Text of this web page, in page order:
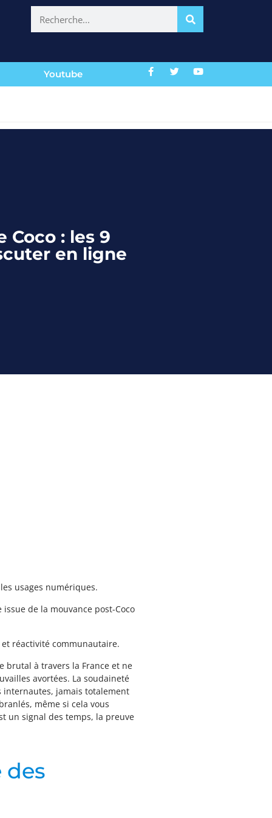
Youtube
Coco : les 9
en ligne
usages numériques.
de la mouvance post-Coco
réactivité communautaire.
brutal à travers la France et ne
avortées. La soudaineté
internautes, jamais totalement
même si cela vous
un signal des temps, la preuve
des